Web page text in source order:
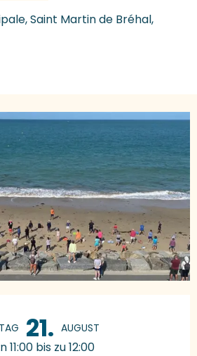
Saint Martin de Bréhal,
favoris
21. AUGUST
11:00 bis zu 12:00